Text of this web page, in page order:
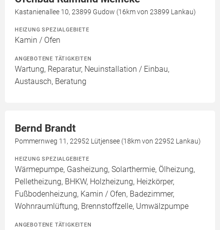
Kastanienallee 10, 23899 Gudow (16km von 23899 Lankau)
HEIZUNG SPEZIALGEBIETE
Kamin / Ofen
ANGEBOTENE TÄTIGKEITEN
Wartung, Reparatur, Neuinstallation / Einbau,
Austausch, Beratung
Bernd Brandt
Pommernweg 11, 22952 Lütjensee (18km von 22952 Lankau)
HEIZUNG SPEZIALGEBIETE
Wärmepumpe, Gasheizung, Solarthermie, Ölheizung,
Pelletheizung, BHKW, Holzheizung, Heizkörper,
Fußbodenheizung, Kamin / Ofen, Badezimmer,
Wohnraumlüftung, Brennstoffzelle, Umwälzpumpe
ANGEBOTENE TÄTIGKEITEN